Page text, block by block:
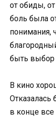
от обиды,
боль была
понимания,
быть выбор
В кино
Отказалась
в конце все